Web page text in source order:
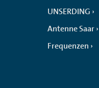
UNSERDING
Antenne Saar
Frequenzen